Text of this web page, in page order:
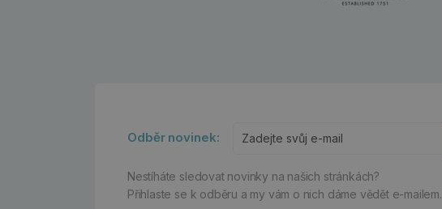
Odběr novinek:
Nestíháte sledovat novinky na našich stránkách?
Přihlaste se k odběru a my vám o nich dáme vědět e-mailem.